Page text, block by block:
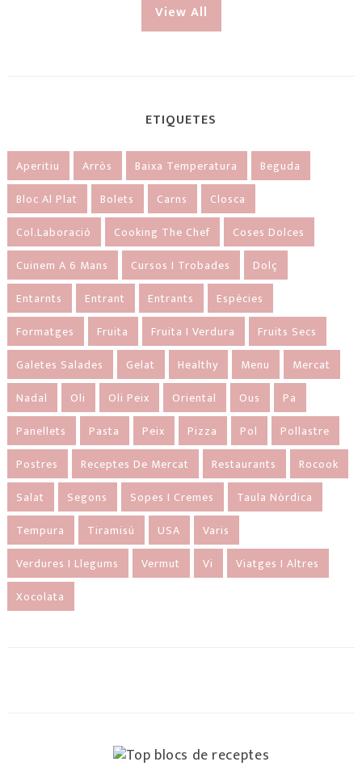
View All
ETIQUETES
Aperitiu Arròs Baixa Temperatura
Beguda
Bloc Al Plat
Bolets Carns
Closca
Col.laboració
Cooking The Chef
Coses Dolces
Cuinem A 6 Mans
Cursos I Trobades
Dolç
Entarnts
Entrant Entrants
Espècies
Formatges
Fruita Fruita I Verdura
Fruits Secs
Galetes Salades
Gelat Healthy Menu
Mercat
Nadal
Oli Oli Peix Oriental Ous
Pa
Panellets
Pasta Peix Pizza Pol
Pollastre
Postres
Receptes De Mercat Restaurants
Rocook
Salat
Segons Sopes I Cremes
Taula Nòrdica
Tempura
Tiramisú USA
Varis
Verdures I Llegums
Vermut Vi
Viatges I Altres
Xocolata